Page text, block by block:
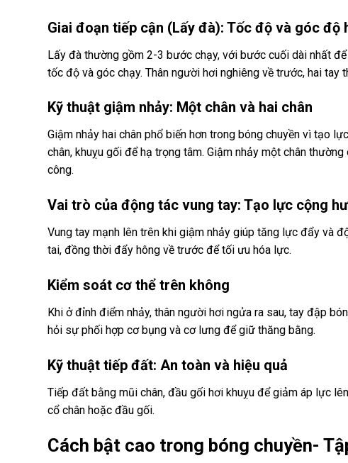
Giai đoạn tiếp cận (Lấy đà): Tốc độ và góc độ
Lấy đà thường gồm 2-3 bước chạy, với bước cuối dài nhất
tốc độ và góc chạy. Thân người hơi nghiêng về trước, hai tay
Kỹ thuật giậm nhảy: Một chân và hai chân
Giậm nhảy hai chân phổ biến hơn trong bóng chuyền vì tạo
chân, khuỵu gối để hạ trọng tâm. Giậm nhảy một chân
công.
Vai trò của động tác vung tay: Tạo lực cộng
Vung tay mạnh lên trên khi giậm nhảy giúp tăng lực đẩy và
tai, đồng thời đẩy hông về trước để tối ưu hóa lực.
Kiểm soát cơ thể trên không
Khi ở đỉnh điểm nhảy, thân người hơi ngửa ra sau, tay đập
hỏi sự phối hợp cơ bụng và cơ lưng để giữ thăng bằng.
Kỹ thuật tiếp đất: An toàn và hiệu quả
Tiếp đất bằng mũi chân, đầu gối hơi khuỵu để giảm áp lực
cổ chân hoặc đầu gối.
Cách bật cao trong bóng chuyền-